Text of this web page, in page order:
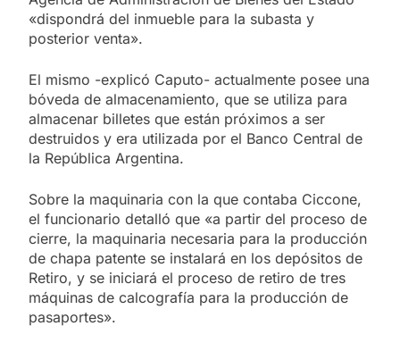
«dispondrá del inmueble para la subasta y
posterior venta».
El mismo -explicó Caputo- actualmente posee una
bóveda de almacenamiento, que se utiliza para
almacenar billetes que están próximos a ser
destruidos y era utilizada por el Banco Central de
la República Argentina.
Sobre la maquinaria con la que contaba Ciccone,
el funcionario detalló que «a partir del proceso de
cierre, la maquinaria necesaria para la producción
de chapa patente se instalará en los depósitos de
Retiro, y se iniciará el proceso de retiro de tres
máquinas de calcografía para la producción de
pasaportes».